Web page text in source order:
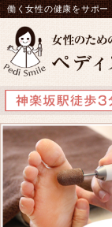
働く女性の健康をサポ